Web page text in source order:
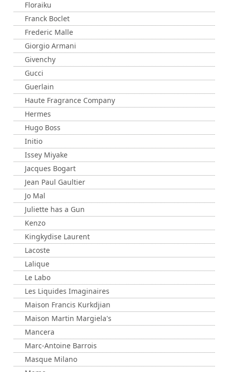
Floraiku
Franck Boclet
Frederic Malle
Giorgio Armani
Givenchy
Gucci
Guerlain
Haute Fragrance Company
Hermes
Hugo Boss
Initio
Issey Miyake
Jacques Bogart
Jean Paul Gaultier
Jo Mal
Juliette has a Gun
Kenzo
Kingkydise Laurent
Lacoste
Lalique
Le Labo
Les Liquides Imaginaires
Maison Francis Kurkdjian
Maison Martin Margiela's
Mancera
Marc-Antoine Barrois
Masque Milano